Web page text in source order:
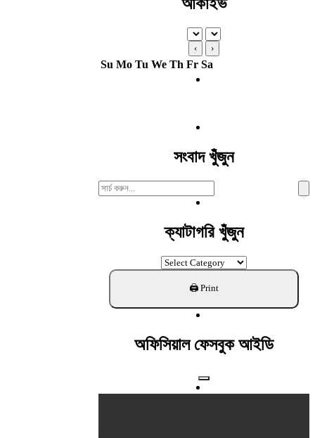
আর্কাইভ
‹ ›
Su Mo Tu We Th Fr Sa
সংবাদ খুঁজুন
Search
For:
ক্যাটাগরি খুঁজুন
ক্যাটাগরি
খুঁজুন
অফিসিয়াল ফেসবুক আইডি